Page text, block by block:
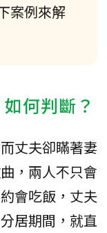
案例來解
何判斷？
丈夫卻瞞著妻
，兩人不只會
會吃飯，丈夫
居期間，就直